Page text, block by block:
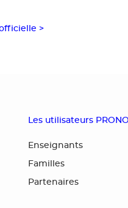
>
Les utilisateurs
Enseignants
Familles
Partenaires